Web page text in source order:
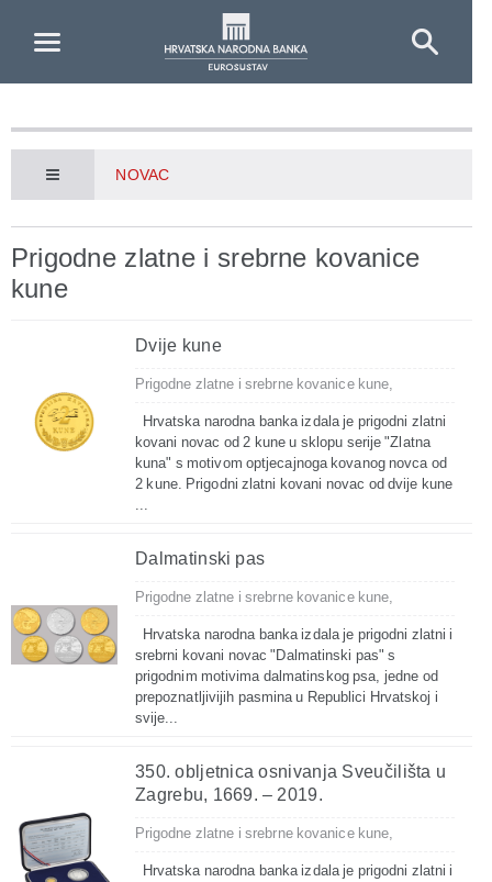
NOVAC
Prigodne zlatne i srebrne kovanice
kune
Dvije kune
Prigodne zlatne i srebrne kovanice kune,
Hrvatska narodna banka izdala je prigodni zlatni
kovani novac od 2 kune u sklopu serije "Zlatna
kuna" s motivom optjecajnoga kovanog novca od
2 kune. Prigodni zlatni kovani novac od dvije kune
...
Dalmatinski pas
Prigodne zlatne i srebrne kovanice kune,
Hrvatska narodna banka izdala je prigodni zlatni i
srebrni kovani novac "Dalmatinski pas" s
prigodnim motivima dalmatinskog psa, jedne od
prepoznatljivijih pasmina u Republici Hrvatskoj i
svije...
350. obljetnica osnivanja Sveučilišta u
Zagrebu, 1669. – 2019.
Prigodne zlatne i srebrne kovanice kune,
Hrvatska narodna banka izdala je prigodni zlatni i